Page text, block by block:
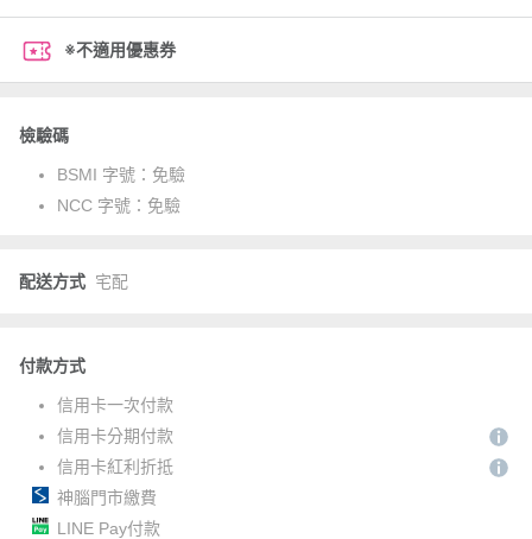
※不適用優惠券
檢驗碼
BSMI 字號： 免驗
NCC 字號： 免驗
配送方式 宅配
付款方式
信用卡一次付款
信用卡分期付款
信用卡紅利折抵
神腦門市繳費
LINE Pay付款